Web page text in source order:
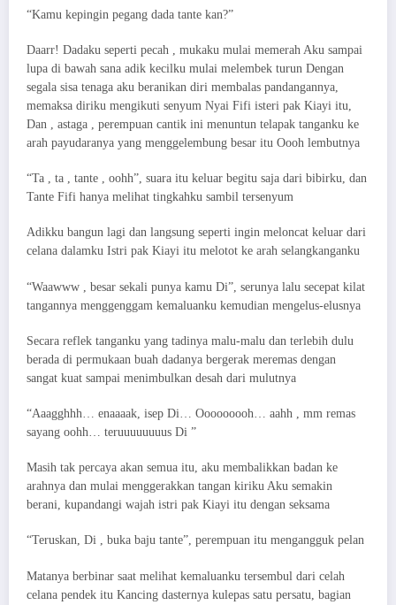
“Kamu kepingin pegang dada tante kan?”
Daarr! Dadaku seperti pecah , mukaku mulai memerah Aku sampai
lupa di bawah sana adik kecilku mulai melembek turun Dengan
segala sisa tenaga aku beranikan diri membalas pandangannya,
memaksa diriku mengikuti senyum Nyai Fifi isteri pak Kiayi itu,
Dan , astaga , perempuan cantik ini menuntun telapak tanganku ke
arah payudaranya yang menggelembung besar itu Oooh lembutnya
“Ta , ta , tante , oohh”, suara itu keluar begitu saja dari bibirku, dan
Tante Fifi hanya melihat tingkahku sambil tersenyum
Adikku bangun lagi dan langsung seperti ingin meloncat keluar dari
celana dalamku Istri pak Kiayi itu melotot ke arah selangkanganku
“Waawww , besar sekali punya kamu Di”, serunya lalu secepat kilat
tangannya menggenggam kemaluanku kemudian mengelus-elusnya
Secara reflek tanganku yang tadinya malu-malu dan terlebih dulu
berada di permukaan buah dadanya bergerak meremas dengan
sangat kuat sampai menimbulkan desah dari mulutnya
“Aaagghhh… enaaaak, isep Di… Ooooooooh… aahh , mm remas
sayang oohh… teruuuuuuuus Di ”
Masih tak percaya akan semua itu, aku membalikkan badan ke
arahnya dan mulai menggerakkan tangan kiriku Aku semakin
berani, kupandangi wajah istri pak Kiayi itu dengan seksama
“Teruskan, Di , buka baju tante”, perempuan itu mengangguk pelan
Matanya berbinar saat melihat kemaluanku tersembul dari celah
celana pendek itu Kancing dasternya kulepas satu persatu, bagian